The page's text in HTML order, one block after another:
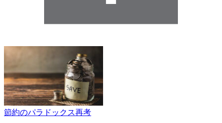
節約のパラドックス再考